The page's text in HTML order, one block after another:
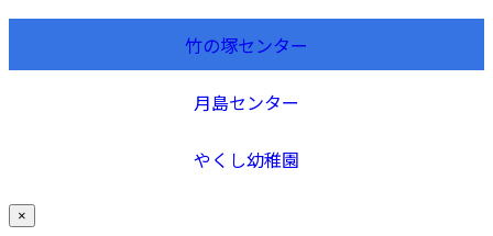
竹の塚センター
月島センター
やくし幼稚園
×